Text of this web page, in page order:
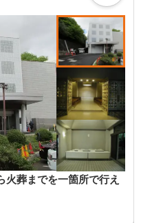
火葬までを一箇所で行え